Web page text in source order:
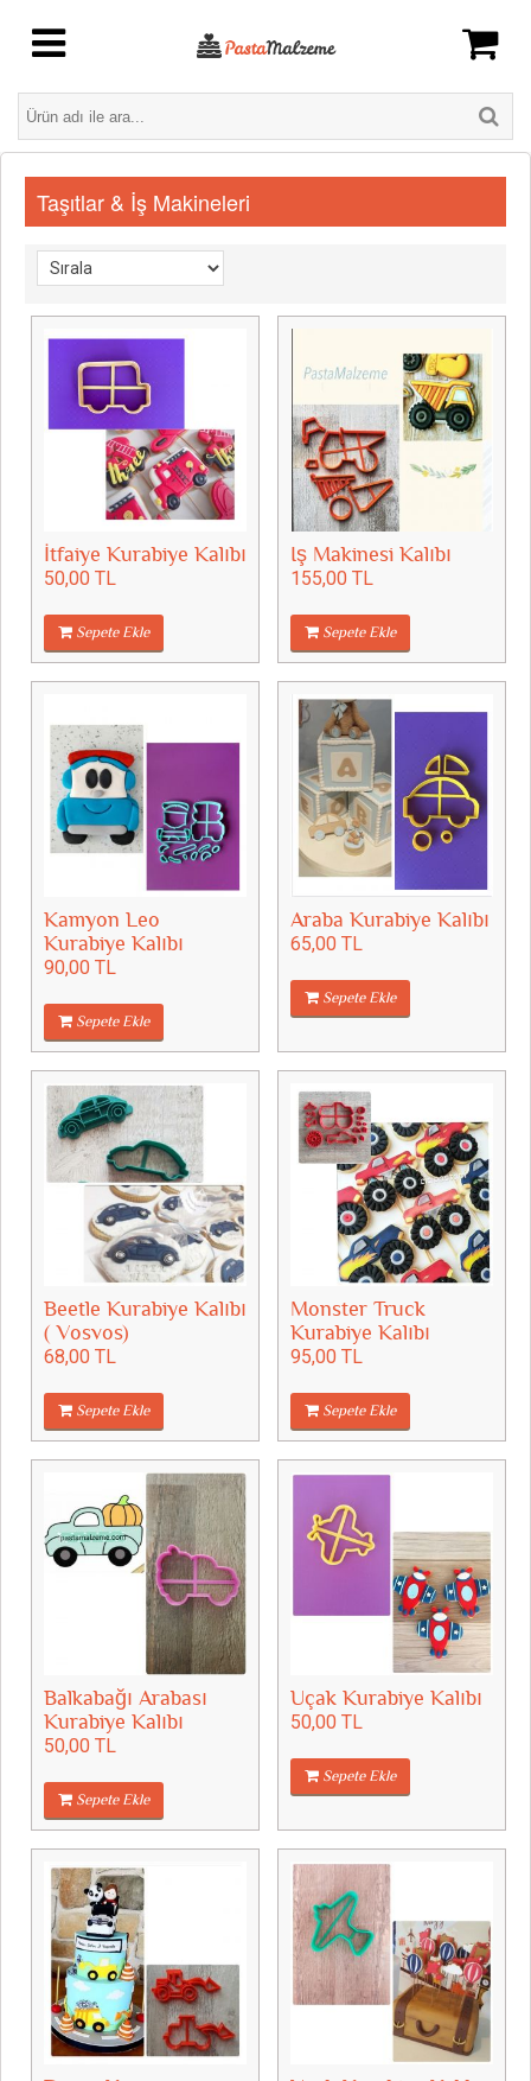
Taşıtlar & İş Makineleri
İtfaiye Kurabiye Kalıbı
50,00 TL
Sepete Ekle
Iş Makinesi Kalıbı
155,00 TL
Sepete Ekle
Kamyon Leo
Kurabiye Kalıbı
90,00 TL
Sepete Ekle
Araba Kurabiye Kalıbı
65,00 TL
Sepete Ekle
Beetle Kurabiye Kalıbı
( Vosvos)
68,00 TL
Sepete Ekle
Monster Truck
Kurabiye Kalıbı
95,00 TL
Sepete Ekle
Balkabağı Arabası
Kurabiye Kalıbı
50,00 TL
Sepete Ekle
Uçak Kurabiye Kalıbı
50,00 TL
Sepete Ekle